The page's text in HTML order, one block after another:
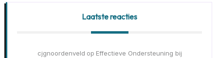
Laatste reacties
cjgnoordenveld op Effectieve Ondersteuning bij